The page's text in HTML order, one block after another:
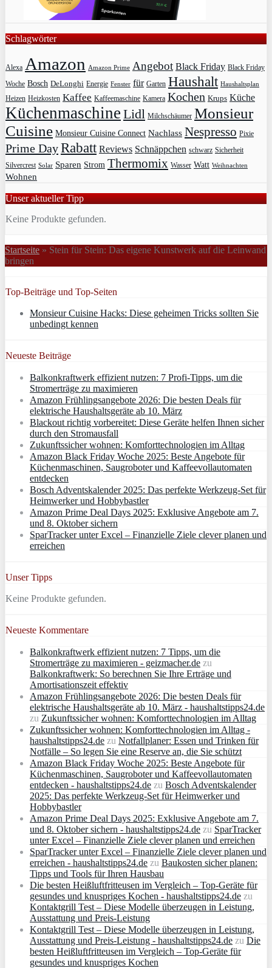
Schlagwörter
Alexa Amazon Amazon Prime Angebot Black Friday Black Friday
Woche Bosch DeLonghi Energie Fenster für Garten Haushalt Haushaltsplan
Heizen Heizkosten Kaffee Kaffeemaschine Kamera Kochen Krups Küche
Küchenmaschine Lidl Milchschäumer Monsieur
Cuisine Monsieur Cuisine Connect Nachlass Nespresso Pixie
Prime DayRabatt Reviews Schnäppchen schwarz Sicherheit
Silvercrest Solar Sparen Strom Thermomix Wasser Watt Weihnachten
Wohnen
Unser aktueller Tipp
Keine Produkte gefunden.
Startseite » Stein für Stein: Das eigene Kunstwerk auf die Leinwand
bringen
Top-Beiträge und Top-Seiten
Monsieur Cuisine Hacks: Diese geheimen Tricks sollten Sie
unbedingt kennen
Neueste Beiträge
Balkonkraftwerk effizient nutzen: 7 Profi-Tipps, um die
Stromerträge zu maximieren
Amazon Frühlingsangebote 2026: Die besten Deals für
elektrische Haushaltsgeräte ab 10. März
Blackout richtig vorbereitet: Diese Geräte helfen Ihnen sicher
durch den Stromausfall
Zukunftssicher wohnen: Komforttechnologien im Alltag
Amazon Black Friday Woche 2025: Beste Angebote für
Küchenmaschinen, Saugroboter und Kaffeevollautomaten
entdecken
Bosch Adventskalender 2025: Das perfekte Werkzeug-Set für
Heimwerker und Hobbybastler
Amazon Prime Deal Days 2025: Exklusive Angebote am 7.
und 8. Oktober sichern
SparTracker unter Excel – Finanzielle Ziele clever planen und
erreichen
Unser Tipps
Keine Produkte gefunden.
Neueste Kommentare
Balkonkraftwerk effizient nutzen: 7 Tipps, um die
Stromerträge zu maximieren - geizmacher.de zu
Balkonkraftwerk: So berechnen Sie Ihre Erträge und
Amortisationszeit effektiv
Amazon Frühlingsangebote 2026: Die besten Deals für
elektrische Haushaltsgeräte ab 10. März - haushaltstipps24.de
zu Zukunftssicher wohnen: Komforttechnologien im Alltag
Zukunftssicher wohnen: Komforttechnologien im Alltag -
haushaltstipps24.de zu Notfallplaner: Essen und Trinken für
Notfälle – So legen Sie eine Reserve an, die Sie schützt
Amazon Black Friday Woche 2025: Beste Angebote für
Küchenmaschinen, Saugroboter und Kaffeevollautomaten
entdecken - haushaltstipps24.de zu Bosch Adventskalender
2025: Das perfekte Werkzeug-Set für Heimwerker und
Hobbybastler
Amazon Prime Deal Days 2025: Exklusive Angebote am 7.
und 8. Oktober sichern - haushaltstipps24.de zu SparTracker
unter Excel – Finanzielle Ziele clever planen und erreichen
SparTracker unter Excel – Finanzielle Ziele clever planen und
erreichen - haushaltstipps24.de zu Baukosten sicher planen:
Tipps und Tools für Ihren Hausbau
Die besten Heißluftfritteusen im Vergleich – Top-Geräte für
gesundes und knuspriges Kochen - haushaltstipps24.de zu
Kontaktgrill Test – Diese Modelle überzeugen in Leistung,
Ausstattung und Preis-Leistung
Kontaktgrill Test – Diese Modelle überzeugen in Leistung,
Ausstattung und Preis-Leistung - haushaltstipps24.de zu Die
besten Heißluftfritteusen im Vergleich – Top-Geräte für
gesundes und knuspriges Kochen